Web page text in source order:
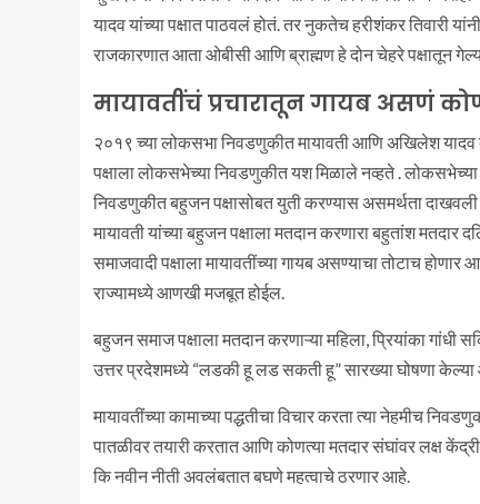
यादव यांच्या पक्षात पाठवलं होतं. तर नुकतेच हरीशंकर तिवारी
राजकारणात आता ओबीसी आणि ब्राह्मण हे दोन चेहरे पक्षातून
मायावतींचं प्रचारातून गायब असणं
२०१९ च्या लोकसभा निवडणुकीत मायावती आणि अखिलेश
पक्षाला लोकसभेच्या निवडणुकीत यश मिळाले नव्हते .
निवडणुकीत बहुजन पक्षासोबत युती करण्यास असमर्थता
मायावती यांच्या बहुजन पक्षाला मतदान करणारा बहुतांश
समाजवादी पक्षाला मायावतींच्या गायब असण्याचा तोटाच
राज्यामध्ये आणखी मजबूत होईल.
बहुजन समाज पक्षाला मतदान करणाऱ्या महिला, प्रियांका
उत्तर प्रदेशमध्ये “लडकी हू लड सकती हू” सारख्या घोषणा
मायावतींच्या कामाच्या पद्धतीचा विचार करता त्या नेहमीच
पातळीवर तयारी करतात आणि कोणत्या मतदार संघांवर लक्ष
कि नवीन नीती अवलंबतात बघणे महत्वाचे ठरणार आहे.